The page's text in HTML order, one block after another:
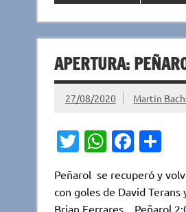
APERTURA:
27/08/2020 Martin
T
it
W
at
Fa
e
C
m
Peñarol se recuperó y
con goles de David
Brian Ferrares. Peñarol